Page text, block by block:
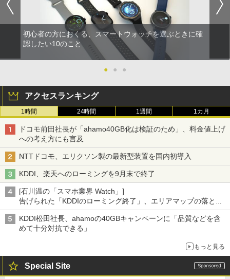
初心者の方におくる、スマートウォッチを選ぶときに確
認したい10のこと
● ● ●
アクセスランキング
1時間 24時間 1週間 1カ月
ドコモ前田社長が「ahamo40GB化は検証のため」、料金値上げ
への考え方にも言及
NTTドコモ、エリクソン製の最新型装置を国内初導入
KDDI、楽天へのローミングを9月末で終了
[石川温の「スマホ業界 Watch」]
告げられた「KDDIのローミング終了」、エリアマップの落とし
穴と楽天モバイルの課題
KDDI松田社長、ahamoの40GBキャンペーンに「品質などを含
めて十分対抗できる」
もっと見る
Special Site